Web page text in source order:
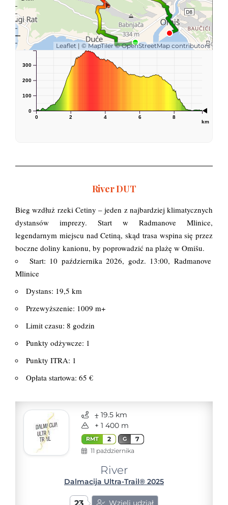
River DUT
Bieg wzdłuż rzeki Cetiny – jeden z najbardziej klimatycznych
dystansów imprezy. Start w Radmanove Mlinice,
legendarnym miejscu nad Cetiną, skąd trasa wspina się przez
boczne doliny kanionu, by poprowadzić na plażę w Omišu.
Start: 10 października 2026, godz. 13:00, Radmanove
Mlinice
Dystans: 19,5 km
Przewyższenie: 1009 m+
Limit czasu: 8 godzin
Punkty odżywcze: 1
Punkty ITRA: 1
Opłata startowa: 65 €